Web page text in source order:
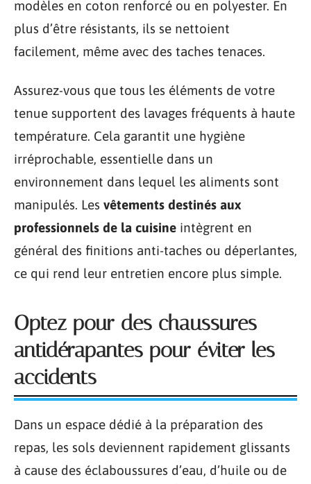
modèles en coton renforcé ou en polyester. En
plus d’être résistants, ils se nettoient
facilement, même avec des taches tenaces.
Assurez-vous que tous les éléments de votre
tenue supportent des lavages fréquents à haute
température. Cela garantit une hygiène
irréprochable, essentielle dans un
environnement dans lequel les aliments sont
manipulés. Les vêtements destinés aux
professionnels de la cuisine intègrent en
général des finitions anti-taches ou déperlantes,
ce qui rend leur entretien encore plus simple.
Optez pour des chaussures
antidérapantes pour éviter les
accidents
Dans un espace dédié à la préparation des
repas, les sols deviennent rapidement glissants
à cause des éclaboussures d’eau, d’huile ou de